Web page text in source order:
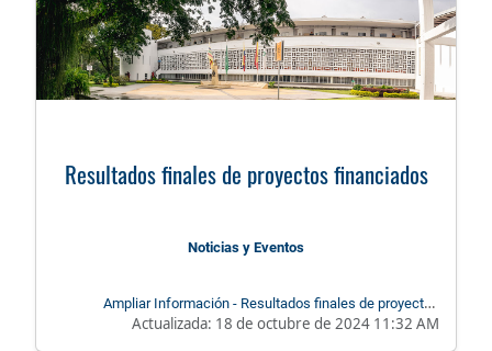
Resultados finales de proyectos financiados
Noticias y Eventos
Ampliar Información - Resultados finales de proyectos
financiados
Actualizada: 18 de octubre de 2024 11:32 AM